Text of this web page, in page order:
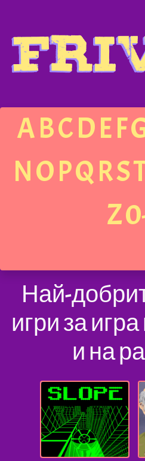
ABCDEF
NOPQRS
Z
Най-
игри за
и на